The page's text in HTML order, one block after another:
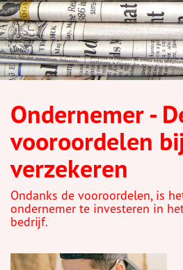
Ondernemer -
vooroordelen
verzekeren
Ondanks de vooroordelen, is
ondernemer te investeren in
bedrijf.